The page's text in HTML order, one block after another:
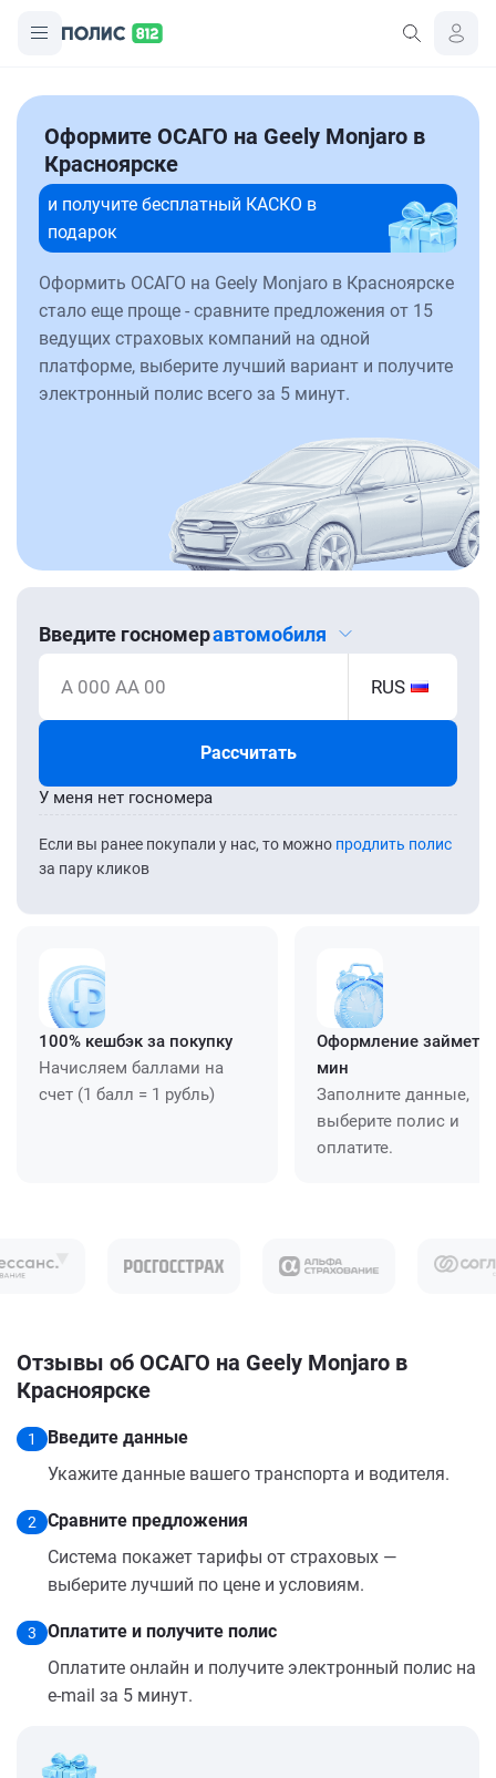
Оформите ОСАГО на Geely Monjaro в
Красноярске
и получите бесплатный КАСКО в
подарок
Оформить ОСАГО на Geely Monjaro в Красноярске
стало еще проще - сравните предложения от 15
ведущих страховых компаний на одной
платформе, выберите лучший вариант и получите
электронный полис всего за 5 минут.
Введите госномеравтомобиля
А 000 АА 00 RUS
Рассчитать
Если вы ранее покупали у нас, то можно продлить полис
за пару кликов
У меня нет госномера
100% кешбэк за покупку
Начисляем баллами на
счет (1 балл = 1 рубль)
Оформление займет
мин
Заполните данные,
выберите полис и
оплатите.
Отзывы об ОСАГО на Geely Monjaro в
Красноярске
1
Введите данные
Укажите данные вашего транспорта и водителя.
2
Сравните предложения
Система покажет тарифы от страховых —
выберите лучший по цене и условиям.
3
Оплатите и получите полис
Оплатите онлайн и получите электронный полис на
e-mail за 5 минут.